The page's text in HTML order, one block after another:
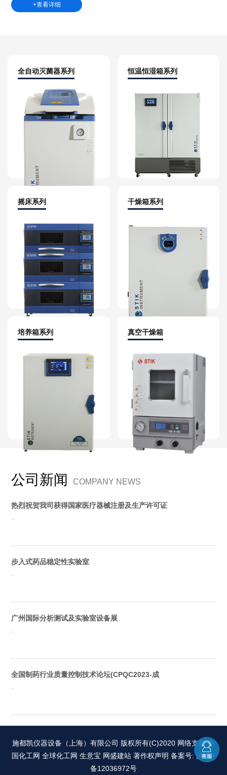
+查看详细
全自动灭菌器系列 恒温恒湿箱系列
摇床系列 干燥箱系列
培养箱系列 真空干燥箱
公司新闻 COMPANY NEWS
热烈祝贺我司获得国家医疗器械注册及生产许可证
..
步入式药品稳定性实验室
..
广州国际分析测试及实验室设备展
..
全国制药行业质量控制技术论坛(CPQC2023-成
..
施都凯仪器设备（上海）有限公司 版权所有(C)2020 网络支持中
国化工网 全球化工网 生意宝 网盛建站 著作权声明 备案号: 沪ICP
备12036972号